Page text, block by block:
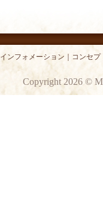
インフォメーション コンセプ
Copyright 2026 ©